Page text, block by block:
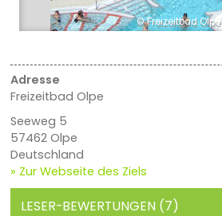
© Freizeitbad Olpe
Adresse
Freizeitbad Olpe
Seeweg 5
57462 Olpe
Deutschland
» Zur Webseite des Ziels
LESER-BEWERTUNGEN (7)